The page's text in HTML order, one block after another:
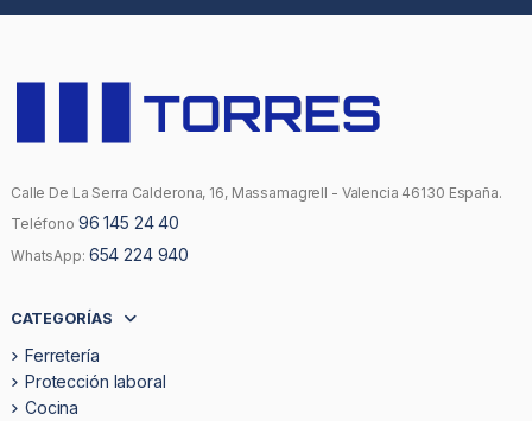
Calle De La Serra Calderona, 16, Massamagrell - Valencia 46130 España.
Teléfono 96 145 24 40
WhatsApp: 654 224 940
CATEGORÍAS
Ferretería
Protección laboral
Cocina